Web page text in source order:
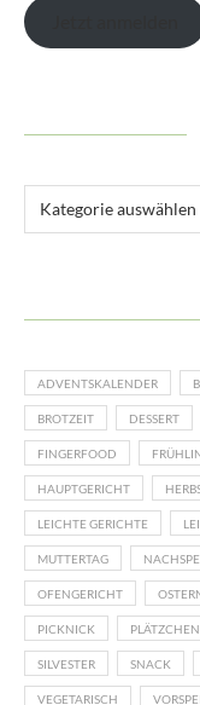
ADVENTSKALENDER
BROTZEIT DESSERT
FINGERFOOD
HAUPTGERICHT
LEICHTE GERICHTE
MUTTERTAG
OFENGERICHT
PICKNICK PLÄTZCHEN
SILVESTER SNACK
VEGETARISCH